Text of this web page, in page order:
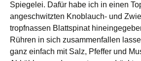
Spiegelei. Dafür habe ich in einen
angeschwitzten Knoblauch- und
tropfnassen Blattspinat
Rühren in sich zusammenfallen
ganz einfach mit Salz, Pfeffer und